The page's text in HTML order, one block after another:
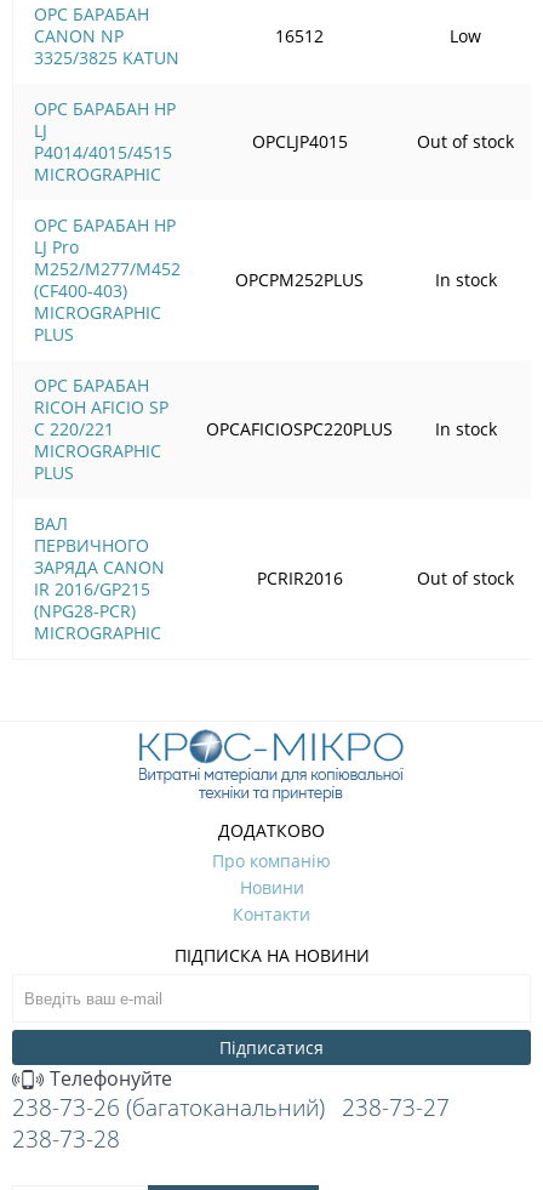
OPC БАРАБАН
CANON NP
3325/3825 KATUN
OPC БАРАБАН HP
LJ
P4014/4015/4515
MICROGRAPHIC
OPC БАРАБАН HP
LJ Pro
M252/M277/M452
(CF400-403)
MICROGRAPHIC
PLUS
OPC БАРАБАН
RICOH AFICIO SP
C 220/221
MICROGRAPHIC
PLUS
ВАЛ
ПЕРВИЧНОГО
ЗАРЯДА CANON
IR 2016/GP215
(NPG28-PCR)
MICROGRAPHIC
16512 Low
OPCLJP4015 Out of stock
OPCPM252PLUS In stock
OPCAFICIOSPC220PLUS In stock
PCRIR2016 Out of stock
ДОДАТКОВО
Про компанію
Новини
Контакти
ПІДПИСКА НА НОВИНИ
Підписатися
Телефонуйте
238-73-26 (багатоканальний) 238-73-27
238-73-28